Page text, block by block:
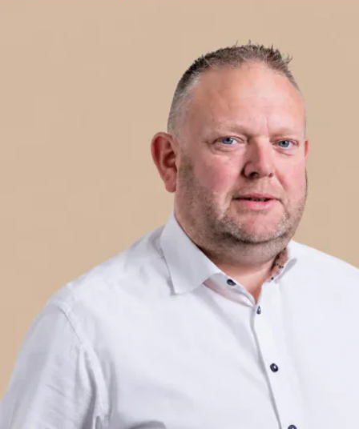
het makkelijk om in en uit te stappen, en met de metallic
lak straalt de Hyundai i20 1.2 N Line nog meer klasse uit.
Geniet van het rijgemak dat deze auto biedt dankzij de
airconditioning, waardoor u altijd in een aangename
temperatuur kunt rijden. Met Apple Carplay/Android
Auto kunt u eenvoudig uw smartphone verbinden met het
infotainmentsysteem, terwijl Bluetooth ervoor zorgt dat u
handsfree kunt bellen. Het navigatiesysteem met full map
zorgt ervoor dat u altijd de juiste weg vindt, terwijl de
cruise control het rijden op lange afstanden veel
Veiligheid staat natuurlijk voorop en daarom is deze
Hyundai i20 1.2 N Line uitgerust met dodehoekdetectie
met correctie, wat ervoor zorgt dat u altijd bewust bent
van uw omgeving. De full-LED koplampen zorgen voor
uitstekend zicht in het donker, terwijl de lichtmetalen
velgen van 17" de sportieve uitstraling van deze auto
compleet maken.
Bent u geïnteresseerd in het private leasen van deze